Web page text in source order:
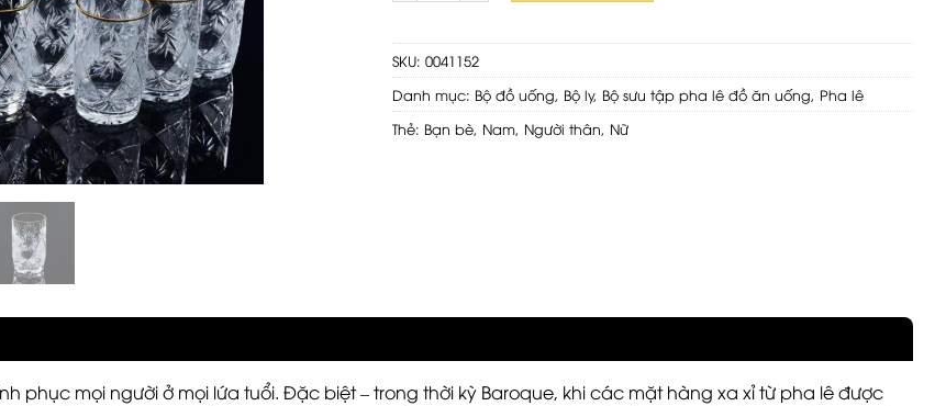
SKU: 0041152
Danh mục: Bộ đồ uống, Bộ ly, Bộ sưu tập pha lê đồ ăn uống, Pha lê
Thẻ: Bạn bè, Nam, Người thân, Nữ
phục mọi người ở mọi lứa tuổi. Đặc biệt – trong thời kỳ Baroque, khi các mặt hàng xa xỉ từ pha lê được